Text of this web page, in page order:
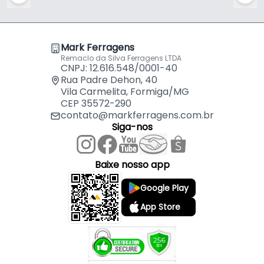
- Acabamento: Anodizado
- Cor: Alumínio
- Comprimento: 30,8 Cm
- Largura: 5,2 Cm
- Altura: 2,2 Cm
- Indicado para: Led
- Frequência: 50/60Hz
- Saída: DC - 12V / 25A
Mark Ferragens
Remaclo da Silva Ferragens LTDA
CNPJ: 12.616.548/0001-40
Rua Padre Dehon, 40
Vila Carmelita, Formiga/MG
CEP 35572-290
contato@markferragens.com.br
Siga-nos
Baixe nosso app
Google Play
App Store